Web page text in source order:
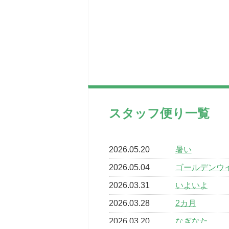
スタッフ便り一覧
2026.05.20 暑い
2026.05.04 ゴールデンウ
2026.03.31 いよいよ
2026.03.28 2カ月
2026.03.20 なぎなた